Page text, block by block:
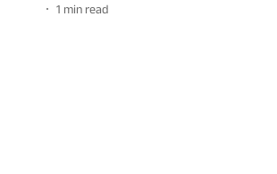
1 min read